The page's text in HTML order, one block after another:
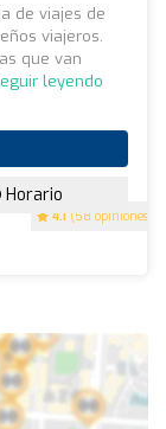
4.1 (58 opiniones)
de viajes de
viajeros.
que van
leyendo
Horario